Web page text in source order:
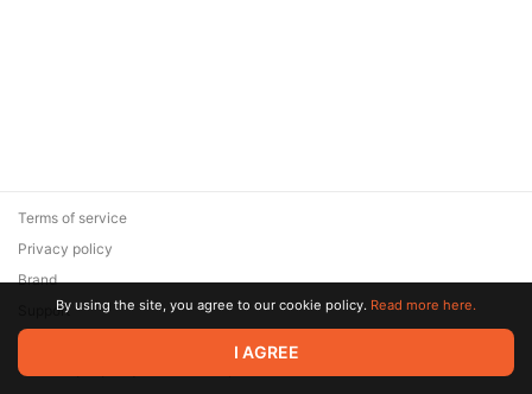
© 2026 Zaya Solutions Limited. All rights reserved. All trademarks
are the property of their respective owners.
Terms of service
Privacy policy
Brand
SupportBy using the site, you agree to our cookie policy. Read more here.
I AGREE